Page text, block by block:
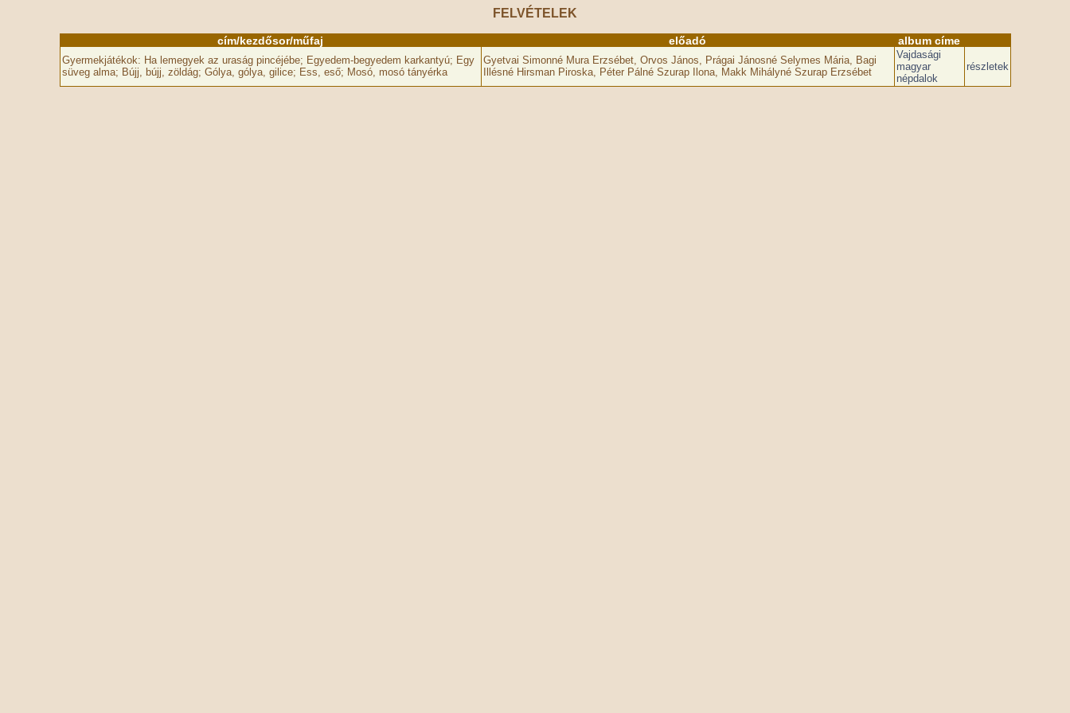
FELVÉTELEK
cím/kezdősor/műfaj előadó album címe
Gyermekjátékok: Ha lemegyek az uraság pincéjébe; Egyedem-begyedem karkantyú; Egy
süveg alma; Bújj, bújj, zöldág; Gólya, gólya, gilice; Ess, eső; Mosó, mosó tányérka
Gyetvai Simonné Mura Erzsébet, Orvos János, Prágai Jánosné Selymes Mária, Bagi
Illésné Hirsman Piroska, Péter Pálné Szurap Ilona, Makk Mihályné Szurap Erzsébet
Vajdasági
magyar
népdalok
részletek